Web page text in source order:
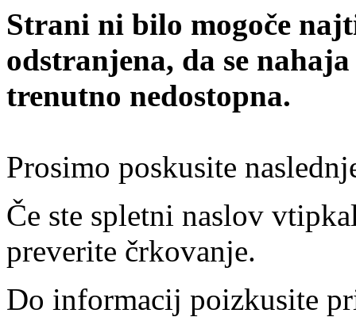
Strani ni bilo mogoče
odstranjena, da se
trenutno nedostopna.
Prosimo poskusite
Če ste spletni naslov
preverite črkovanje.
Do informacij poizkusite